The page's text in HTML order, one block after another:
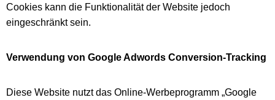
Cookies kann die Funktionalität der Website jedoch
eingeschränkt sein.
Verwendung von Google Adwords Conversion-Tracking
Diese Website nutzt das Online-Werbeprogramm „Google